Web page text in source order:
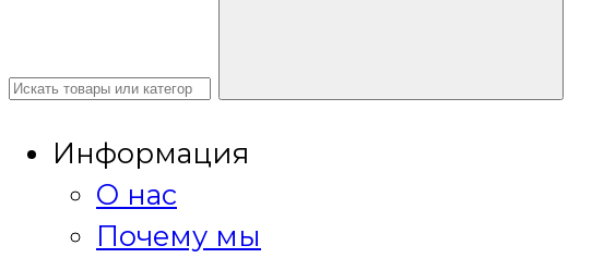
Информация
О нас
Почему мы